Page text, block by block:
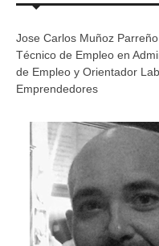
Jose Carlos Muñoz Parreño
Técnico de Empleo en
de Empleo y Orientador
Emprendedores